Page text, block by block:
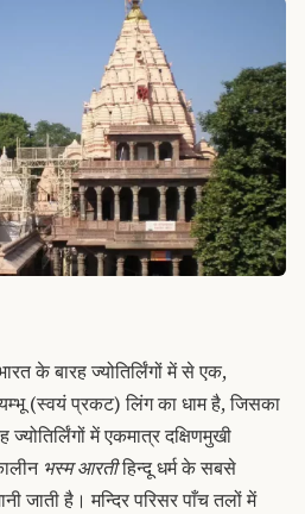
के बारह ज्योतिर्लिंगों में से एक,
(स्वयं प्रकट) लिंग का धाम है, जिसका
में एकमात्र दक्षिणमुखी
भस्म आरतीहिन्दू धर्म के सबसे
जाती है। मन्दिर परिसर पाँच तलों में